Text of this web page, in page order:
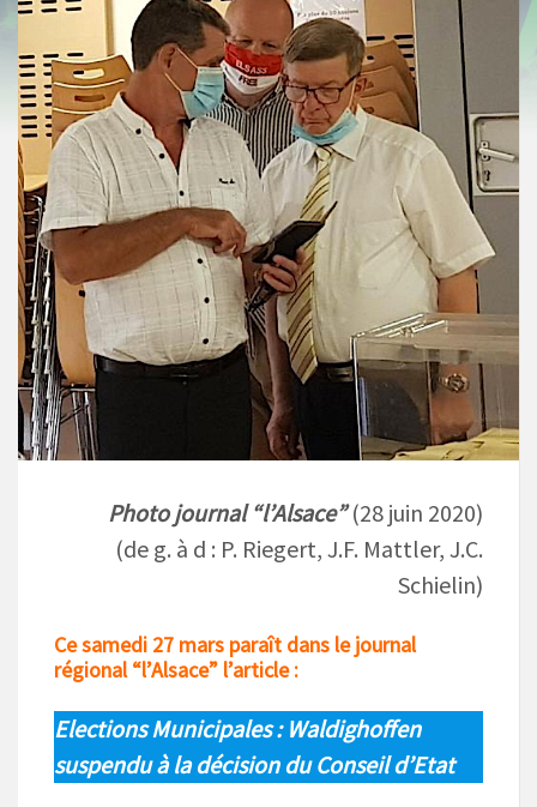
Photo journal “l’Alsace”(28 juin 2020)
(de g. à d : P. Riegert, J.F. Mattler, J.C.
Schielin)
Ce samedi 27 mars paraît dans le journal
régional “l’Alsace” l’article :
Elections Municipales : Waldighoffen
suspendu à la décision du Conseil d’Etat